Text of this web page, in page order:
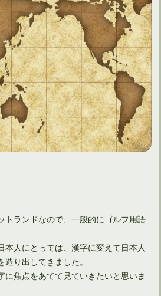
トランドなので、一般的にゴルフ用語
本人にとっては、漢字に変えて日本人
り出してきました。
に焦点をあてて見ていきたいと思いま